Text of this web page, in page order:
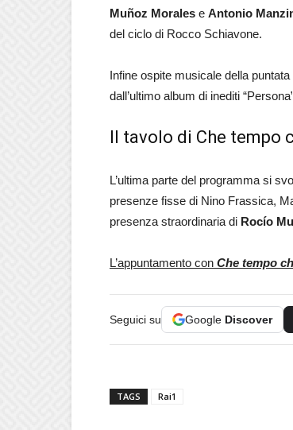
Muñoz Morales e Antonio
del ciclo di Rocco Schiavone.
Infine ospite musicale della puntata
dall’ultimo album di inediti
Il tavolo di Che tempo
L’ultima parte del programma si
presenze fisse di Nino Frassica,
presenza straordinaria di Rocío
L’appuntamento con Che tempo
Seguici su Google Discover
TAGS Rai1